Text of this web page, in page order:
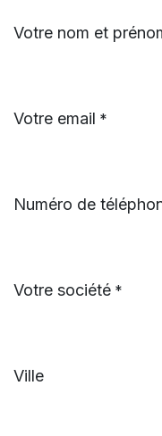
Votre nom et
Votre email *
Numéro de
Votre société *
Ville